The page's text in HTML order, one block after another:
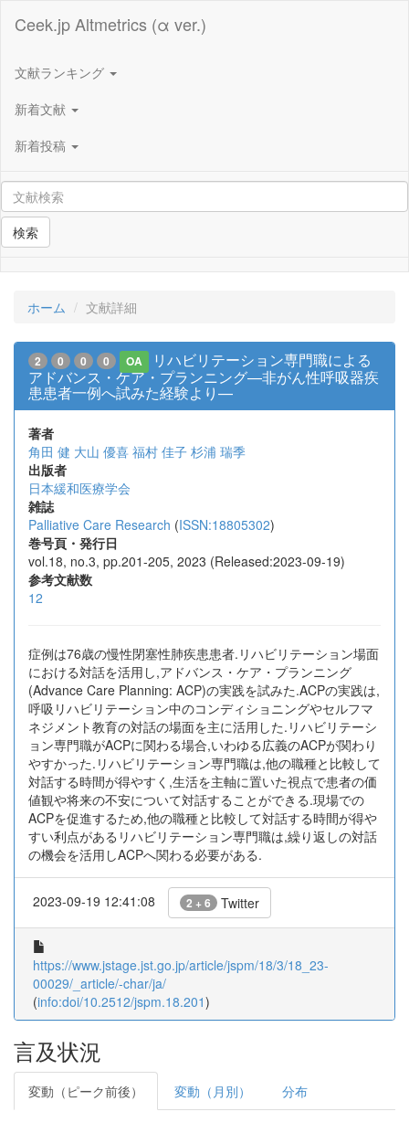
Ceek.jp Altmetrics (α ver.)
文献ランキング
新着文献
新着投稿
検索
ホーム 文献詳細
2 0 0 0 OA
リハビリテーション専門職による
アドバンス・ケア・プランニング—非がん性呼吸器疾
患患者一例へ試みた経験より—
著者
角田 健 大山 優喜 福村 佳子 杉浦 瑞季
出版者
日本緩和医療学会
雑誌
Palliative Care Research (ISSN:18805302)
巻号頁・発行日
vol.18, no.3, pp.201-205, 2023 (Released:2023-09-19)
参考文献数
12
症例は76歳の慢性閉塞性肺疾患患者.リハビリテーション場面
における対話を活用し,アドバンス・ケア・プランニング
(Advance Care Planning: ACP)の実践を試みた.ACPの実践は,
呼吸リハビリテーション中のコンディショニングやセルフマ
ネジメント教育の対話の場面を主に活用した.リハビリテーシ
ョン専門職がACPに関わる場合,いわゆる広義のACPが関わり
やすかった.リハビリテーション専門職は,他の職種と比較して
対話する時間が得やすく,生活を主軸に置いた視点で患者の価
値観や将来の不安について対話することができる.現場での
ACPを促進するため,他の職種と比較して対話する時間が得や
すい利点があるリハビリテーション専門職は,繰り返しの対話
の機会を活用しACPへ関わる必要がある.
2023-09-19 12:41:08 2 + 6 Twitter
https://www.jstage.jst.go.jp/article/jspm/18/3/18_23-
00029/_article/-char/ja/
(info:doi/10.2512/jspm.18.201)
言及状況
変動（ピーク前後） 変動（月別） 分布